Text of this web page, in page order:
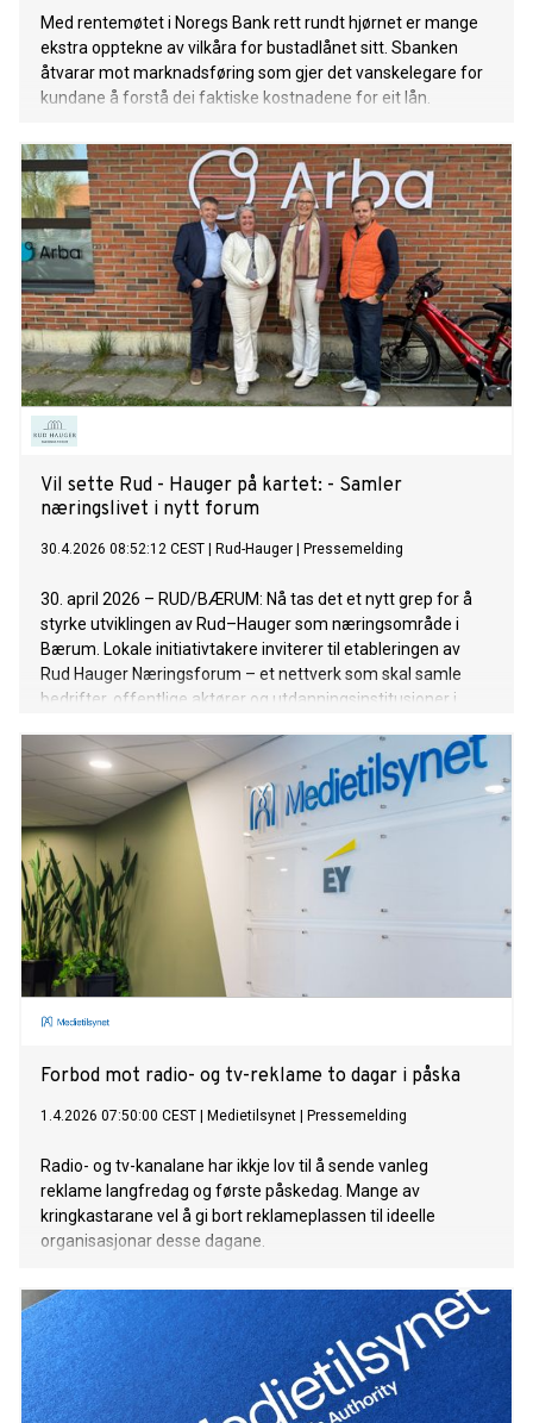
Med rentemøtet i Noregs Bank rett rundt hjørnet er mange
ekstra opptekne av vilkåra for bustadlånet sitt. Sbanken
åtvarar mot marknadsføring som gjer det vanskelegare for
kundane å forstå dei faktiske kostnadene for eit lån.
Vil sette Rud - Hauger på kartet: - Samler
næringslivet i nytt forum
30.4.2026 08:52:12 CEST Rud-Hauger Pressemelding
30. april 2026 – RUD/BÆRUM: Nå tas det et nytt grep for å
styrke utviklingen av Rud–Hauger som næringsområde i
Bærum. Lokale initiativtakere inviterer til etableringen av
Rud Hauger Næringsforum – et nettverk som skal samle
bedrifter, offentlige aktører og utdanningsinstitusjoner i
Forbod mot radio- og tv-reklame to dagar i påska
1.4.2026 07:50:00 CEST Medietilsynet Pressemelding
Radio- og tv-kanalane har ikkje lov til å sende vanleg
reklame langfredag og første påskedag. Mange av
kringkastarane vel å gi bort reklameplassen til ideelle
organisasjonar desse dagane.